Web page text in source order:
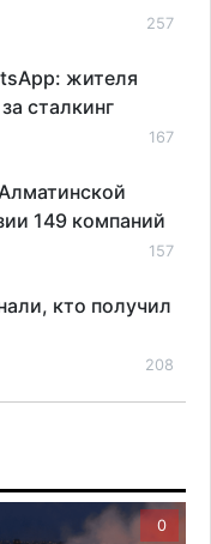
257
жителя
сталкинг
167
149 компаний
157
кто получил
208
строительные
0